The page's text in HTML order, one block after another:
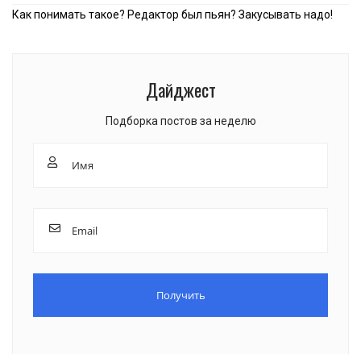
Как понимать такое? Редактор был пьян? Закусывать надо!
Дайджест
Подборка постов за неделю